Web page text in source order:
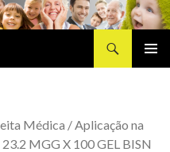
Médica / Aplicação na
MGG X 100 GEL BISN